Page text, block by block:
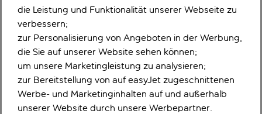
die Leistung und Funktionalität unserer Webseite zu
verbessern;
zur Personalisierung von Angeboten in der Werbung,
die Sie auf unserer Website sehen können;
um unsere Marketingleistung zu analysieren;
zur Bereitstellung von auf easyJet zugeschnittenen
Werbe- und Marketinginhalten auf und außerhalb
unserer Website durch unsere Werbepartner.